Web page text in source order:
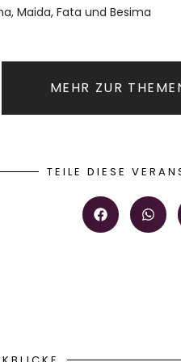
Maida, Fata und Besima
MEHR ZUR
TEILE DIESE